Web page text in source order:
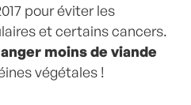
pour éviter les
et certains cancers.
moins de viande
végétales !